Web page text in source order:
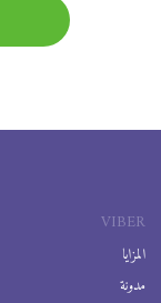
VIBER
المزايا
مدونة